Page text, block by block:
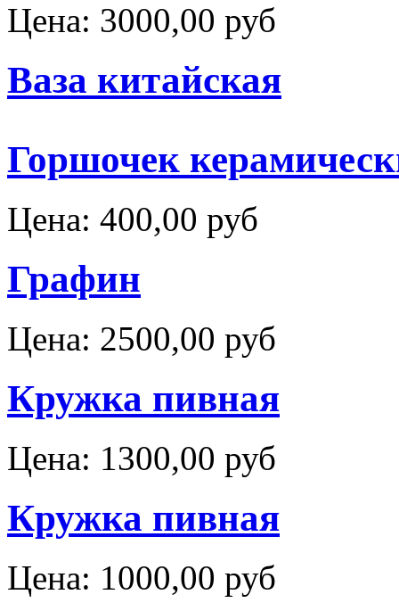
Цена: 3000,00 руб
Ваза китайская
Горшочек
Цена: 400,00 руб
Графин
Цена: 2500,00 руб
Кружка пивная
Цена: 1300,00 руб
Кружка пивная
Цена: 1000,00 руб